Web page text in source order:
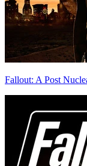
Fallout: A Post